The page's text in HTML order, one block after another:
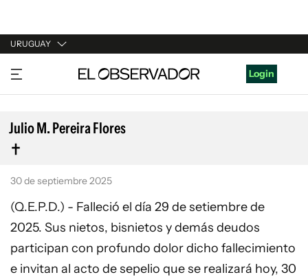
URUGUAY
URUGUAY
ARGENTINA
ESPAÑA
ESTADOS UNIDOS
Login
Julio M. Pereira Flores
30 de septiembre 2025
(Q.E.P.D.) - Falleció el día 29 de setiembre de
2025. Sus nietos, bisnietos y demás deudos
participan con profundo dolor dicho fallecimiento
e invitan al acto de sepelio que se realizará hoy, 30